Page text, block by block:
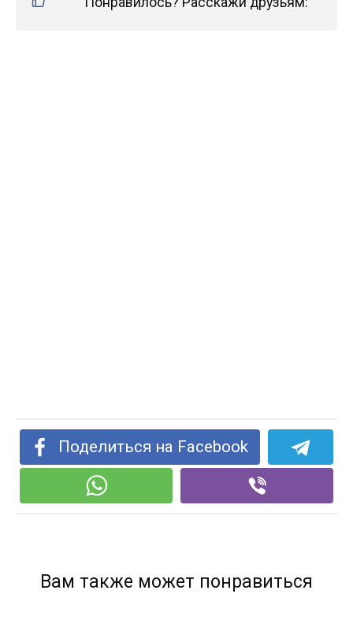
Поделиться на Facebook
Вам также может понравиться